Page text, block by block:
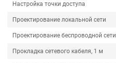
Настройка точки доступа
Проектирование локальной сети
Проектирование беспроводной сети
Прокладка сетевого кабеля, 1 м